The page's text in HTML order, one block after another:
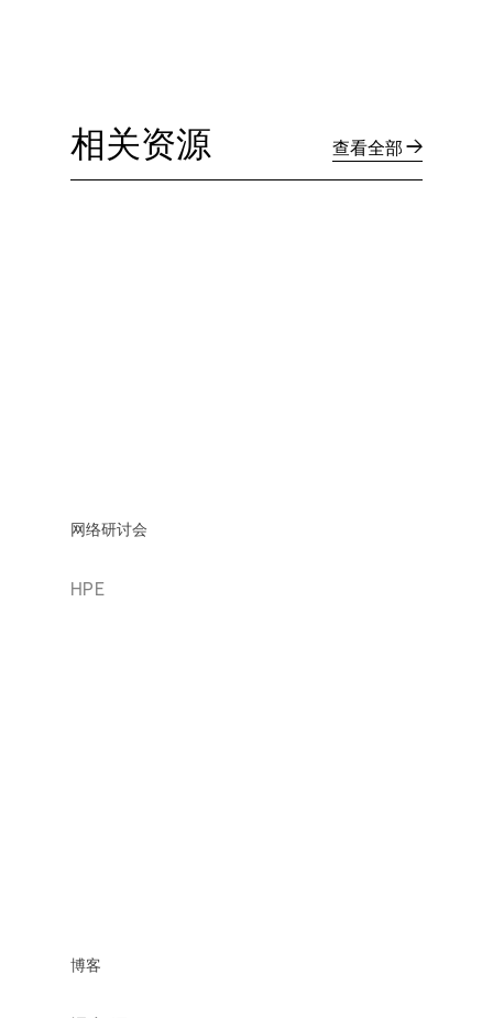
相关资源 查看全部
网络研讨会
HPE
博客